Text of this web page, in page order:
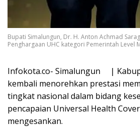
Bupati Simalungun, Dr. H. Anton Achmad
Penghargaan UHC kategori Pemerintah Level
Infokota.co- Simalungun |
kembali menorehkan prestasi
tingkat nasional dalam bidang
pencapaian Universal Health
mengesankan.